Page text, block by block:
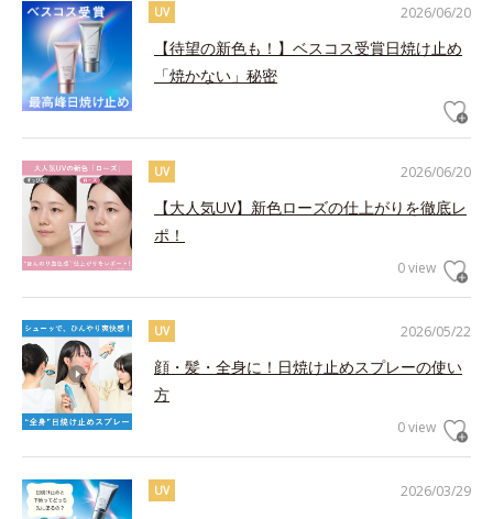
2026/06/20
UV
【待望の新色も！】ベスコス受賞日焼け止め
「焼かない」秘密
2026/06/20
UV
【大人気UV】新色ローズの仕上がりを徹底レ
ポ！
0 view
2026/05/22
UV
顔・髪・全身に！日焼け止めスプレーの使い
方
0 view
2026/03/29
UV